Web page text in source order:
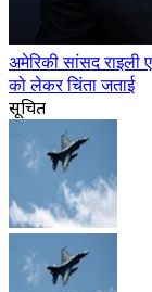
अमेरिकी सांसद राइली
को लेकर चिंता जताई
सूचित